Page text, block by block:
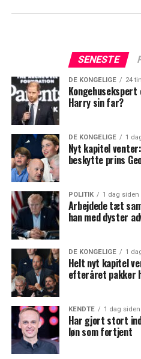
SENESTE
DE KONGELIGE 24
Harry sin far?
DE KONGELIGE 1
Nyt kapitel
beskytte prins
POLITIK 1 dag siden
Arbejdede tæt
han med dyster
DE KONGELIGE 1
Helt nyt kapitel
efteråret pakker
KENDTE 1 dag siden
Har gjort stort
løn som fortjent